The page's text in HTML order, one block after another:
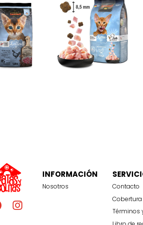
INFORMACIÓN
Nosotros
Contacto
Términos